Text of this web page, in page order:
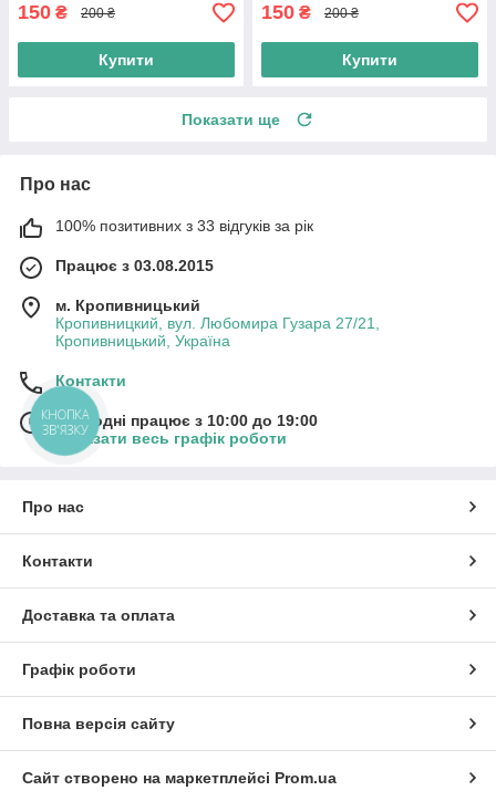
150 ₴ 200 ₴
Купити
150 ₴ 200 ₴
Купити
Показати ще
Про нас
100% позитивних з 33 відгуків за рік
Працює з 03.08.2015
м. Кропивницький
Кропивницкий, вул. Любомира Гузара 27/21,
Кропивницький, Україна
Контакти
Сьогодні працює з 10:00 до 19:00
Показати весь графік роботи
Про нас
Контакти
Доставка та оплата
Графік роботи
Повна версія сайту
Сайт створено на маркетплейсі Prom.ua
КНОПКА
ЗВ'ЯЗКУ